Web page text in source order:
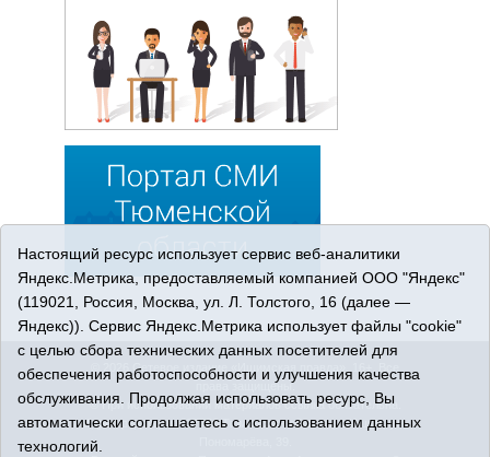
© 2026 Сетевое издание «Ишимская правда». 16+. Все
права защищены.
© При использовании материалов ссылка обязательна.
Адрес редакции: 627750 Тюменская область, г. Ишим, ул.
Настоящий ресурс использует сервис веб-аналитики
Яндекс.Метрика, предоставляемый компанией ООО "Яндекс"
(119021, Россия, Москва, ул. Л. Толстого, 16 (далее —
Яндекс)). Сервис Яндекс.Метрика использует файлы "cookie"
с целью сбора технических данных посетителей для
обеспечения работоспособности и улучшения качества
обслуживания. Продолжая использовать ресурс, Вы
автоматически соглашаетесь с использованием данных
технологий.